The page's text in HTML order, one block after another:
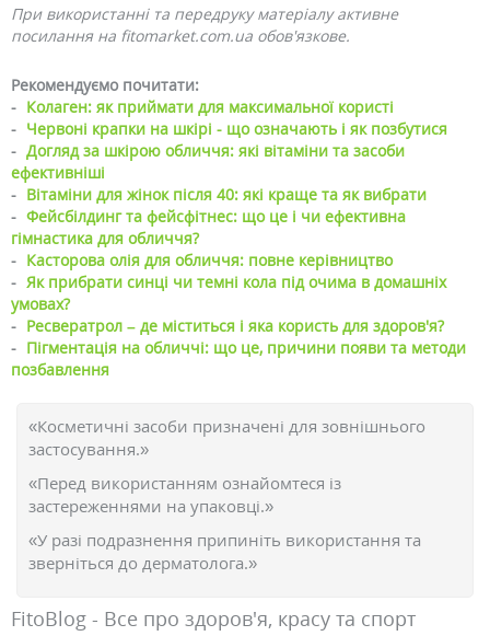
При використанні та передруку матеріалу активне
посилання на fitomarket.com.ua обов'язкове.
Рекомендуємо почитати:
- Колаген: як приймати для максимальної користі
- Червоні крапки на шкірі - що означають і як позбутися
- Догляд за шкірою обличчя: які вітаміни та засоби
ефективніші
- Вітаміни для жінок після 40: які краще та як вибрати
- Фейсбілдинг та фейсфітнес: що це і чи ефективна
гімнастика для обличчя?
- Касторова олія для обличчя: повне керівництво
- Як прибрати синці чи темні кола під очима в домашніх
умовах?
- Ресвератрол – де міститься і яка користь для здоров'я?
- Пігментація на обличчі: що це, причини появи та методи
позбавлення
«Косметичні засоби призначені для зовнішнього
застосування.»
«Перед використанням ознайомтеся із
застереженнями на упаковці.»
«У разі подразнення припиніть використання та
зверніться до дерматолога.»
FitoBlog - Все про здоров'я, красу та спорт